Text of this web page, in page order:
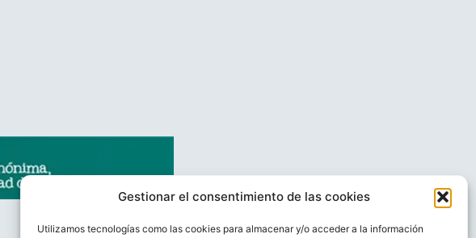
Gestionar el consentimiento de las cookies
Utilizamos tecnologías como las cookies para almacenar y/o acceder a la información